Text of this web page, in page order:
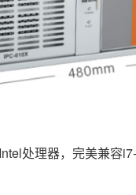
处理器，完美兼容